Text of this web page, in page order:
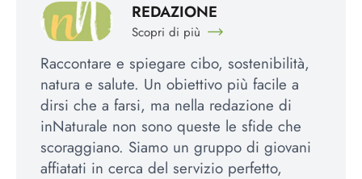
REDAZIONE
Scopri di più
Raccontare e spiegare cibo, sostenibilità,
natura e salute. Un obiettivo più facile a
dirsi che a farsi, ma nella redazione di
inNaturale non sono queste le sfide che
scoraggiano. Siamo un gruppo di giovani
affiatati in cerca del servizio perfetto,